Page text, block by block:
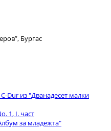
Бургас
Dur из "Дванадесет малки
1, I. част
за младежта"